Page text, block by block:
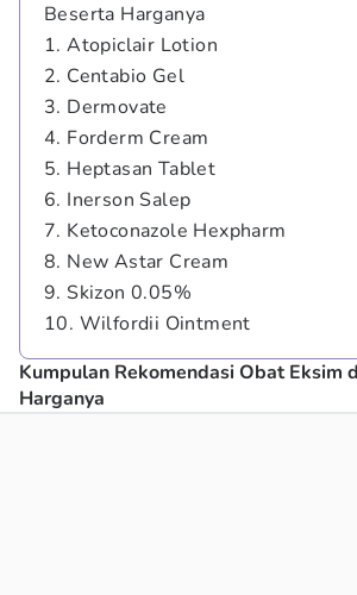
Beserta Harganya
1. Atopiclair Lotion
2. Centabio Gel
3. Dermovate
4. Forderm Cream
5. Heptasan Tablet
6. Inerson Salep
7. Ketoconazole Hexpharm
8. New Astar Cream
9. Skizon 0.05%
10. Wilfordii Ointment
Kumpulan Rekomendasi Obat Eksim
Harganya